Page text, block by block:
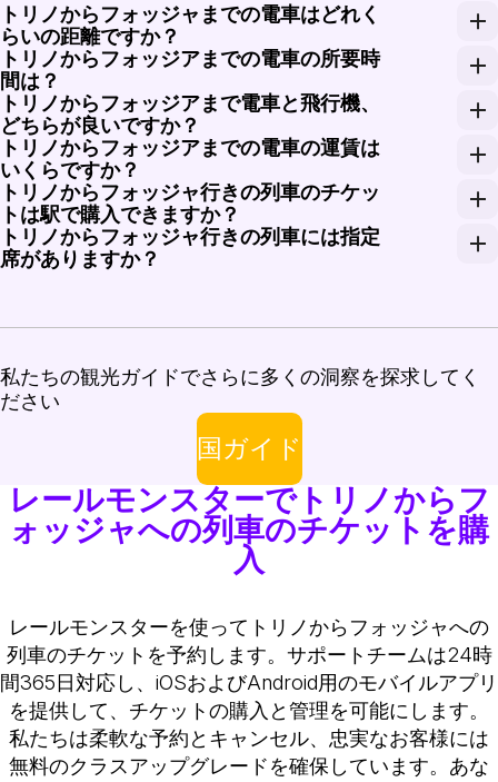
トリノからフォッジャまでの電車はどれく
らいの距離ですか？
トリノからフォッジャまでの電車の距離は約830キロ
トリノからフォッジアまでの電車の所要時
間は？
トリノからフォッジアまでの高速列車は、特定のサー
トリノからフォッジアまで電車と飛行機、
どちらが良いですか？
飛行機は移動時間が速いですが、電車の快適さと利便
トリノからフォッジアまでの電車の運賃は
いくらですか？
トリノからフォッジアまでの電車の運賃は、エコノミ
トリノからフォッジャ行きの列車のチケッ
トは駅で購入できますか？
はい、トリノからフォッジャ行きの列車のチケットは
トリノからフォッジャ行きの列車には指定
席がありますか？
私たちの観光ガイドでさらに多くの洞察を探求してく
ださい
国ガイド
レールモンスターでトリノからフ
ォッジャへの列車のチケットを購
入
レールモンスターを使ってトリノからフォッジャへの
列車のチケットを予約します。サポートチームは24時
間365日対応し、iOSおよびAndroid用のモバイルアプリ
を提供して、チケットの購入と管理を可能にします。
私たちは柔軟な予約とキャンセル、忠実なお客様には
無料のクラスアップグレードを確保しています。あな